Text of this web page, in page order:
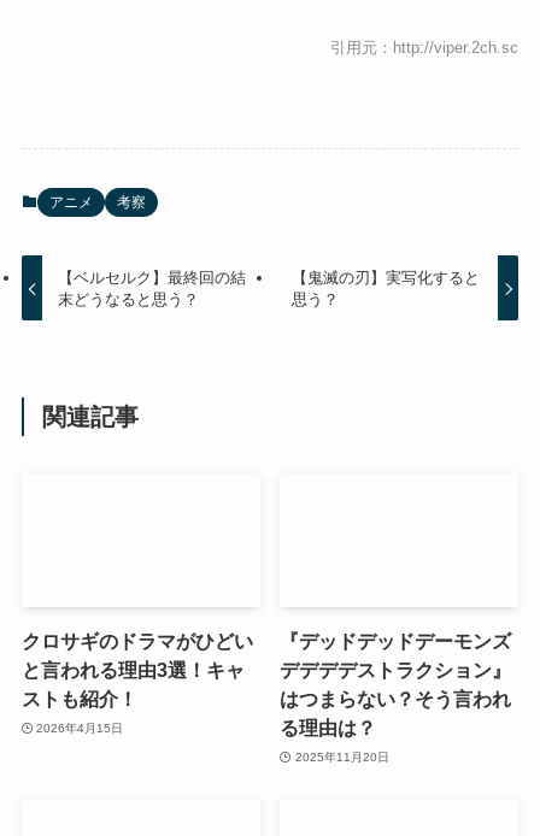
引用元：http://viper.2ch.sc
アニメ 考察
【ベルセルク】最終回の結
末どうなると思う？
【鬼滅の刃】実写化すると
思う？
関連記事
クロサギのドラマがひどい
と言われる理由3選！キャ
ストも紹介！
2026年4月15日
『デッドデッドデーモンズ
デデデデストラクション』
はつまらない？そう言われ
る理由は？
2025年11月20日